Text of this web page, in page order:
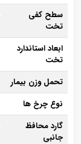
سطح کفی
تخت
ابعاد استاندارد
تخت
تحمل وزن بیمار
نوع چرخ‌ ها
گارد محافظ
جانبی